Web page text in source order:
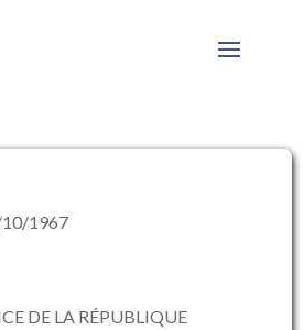
1967
DE LA RÉPUBLIQUE